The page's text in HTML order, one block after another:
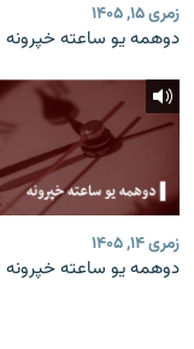
زمری ۱۵, ۱۴۰۵
دوهمه یو ساعته خپرونه
زمری ۱۴, ۱۴۰۵
دوهمه یو ساعته خپرونه